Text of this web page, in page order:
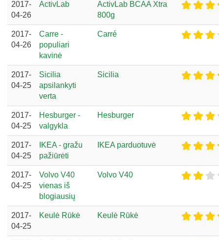
2017-
04-26
ActivLab
ActivLab BCAA Xtra
800g
2017-
04-26
Carre -
populiari
kavinė
Carré
2017-
04-25
Sicilia
apsilankyti
verta
Sicilia
2017-
04-25
Hesburger -
valgykla
Hesburger
2017-
04-25
IKEA - gražu
pažiūrėti
IKEA parduotuvė
2017-
04-25
Volvo V40
vienas iš
blogiausių
Volvo V40
2017-
04-25
Keulė Rūkė Keulė Rūkė